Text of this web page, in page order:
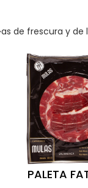
de frescura y de
PALETA